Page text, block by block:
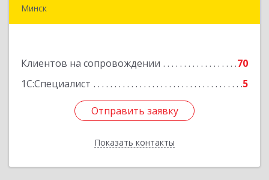
Минск
Клиентов на сопровождении
70
1С:Специалист
5
Отправить заявку
Показать контакты
Отправить заявку
Назад